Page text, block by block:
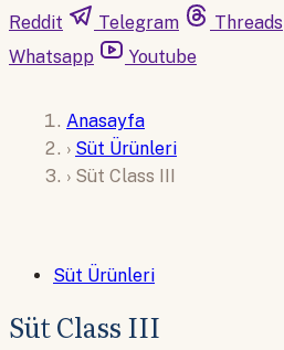
Reddit
Telegram Threads
Whatsapp
Youtube
Anasayfa
› Süt Ürünleri
› Süt Class III
Süt Ürünleri
Süt Class III